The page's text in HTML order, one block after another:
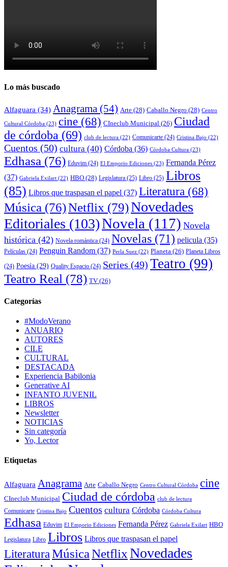
Lo más buscado
Alfaguara (34) Anagrama (54) Arte (28) Caballo Negro (28) Centro
Cultural Córdoba (23) cine (68) CIneclub Municipal (26) Ciudad
de córdoba (69) club de lectura (22) Comunicarte (24) Cristina Bajo (22)
Cuentos (50) cultura (40) Córdoba (36) Córdoba Cultura (23)
Edhasa (76) Eduvim (24) El Emporio Ediciones (23) Fernanda Pérez
(37) Gabriela Exilart (22) HBO (28) Legislatura (25) Libro (25) Libros
(85) Libros que traspasan el papel (37) Literatura (68)
Música (76)Netflix (79)Novedades
Editoriales (103)Novela (117) Novela
histórica (42) Novela romántica (24) Novelas (71) pelicula (35)
Películas (24) Penguin Random (37) Perla Suez (22) Planeta (26) Planeta Libros
(24) Poesía (29) Quality Espacio (24) Series (49) Teatro (99)
Teatro Real (78) TV (26)
Categorías
#ModoVerano
ANUARIO
AUTORES
CILE
CULTURAL
DESTACADA
Experiencia Babilonia
Generative AI
INFANTO JUVENIL
LIBROS
Newsletter
NOTICIAS
Sin categoría
Yo, Lector
Etiquetas
Alfaguara Anagrama Arte Caballo Negro Centro Cultural Córdoba cine
CIneclub Municipal Ciudad de córdoba club de lectura
Comunicarte Cristina Bajo Cuentos cultura Córdoba Córdoba Cultura
Edhasa Eduvim El Emporio Ediciones Fernanda Pérez Gabriela Exilart HBO
Legislatura Libro Libros Libros que traspasan el papel
LiteraturaMúsicaNetflixNovedades